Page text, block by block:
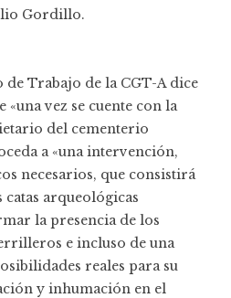
Gordillo.
de Trabajo de la CGT-A dice
«una vez se cuente con la
del cementerio
a «una intervención,
necesarios, que consistirá
arqueológicas
la presencia de los
e incluso de una
reales para su
y inhumación en el